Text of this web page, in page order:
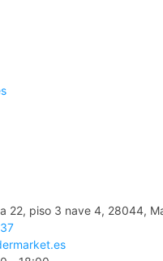
22, piso 3 nave 4, 28044,